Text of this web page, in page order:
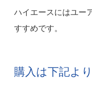
ハイエースにはユー
すすめです。
購入は下記よ